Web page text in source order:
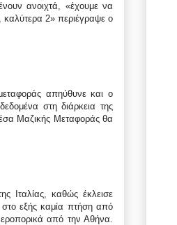
ανοιχτά, «έχουμε να
καλύτερα 2» περιέγραψε ο
απηύθυνε και ο
στη διάρκεια της
Μαζικής Μεταφοράς θα
Ιταλίας, καθώς έκλεισε
στο εξής καμία πτήση από
από την Αθήνα.